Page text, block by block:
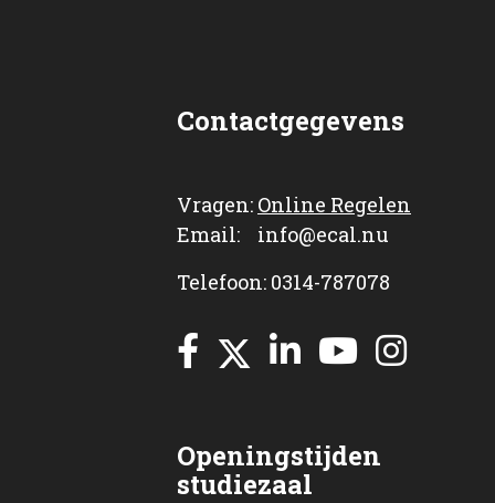
Contactgegevens
Vragen: Online Regelen
Email: info@ecal.nu
Telefoon: 0314-787078
Openingstijden
studiezaal